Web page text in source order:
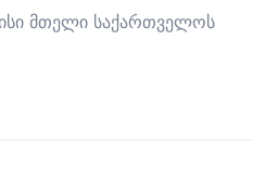
მთელი საქართველოს